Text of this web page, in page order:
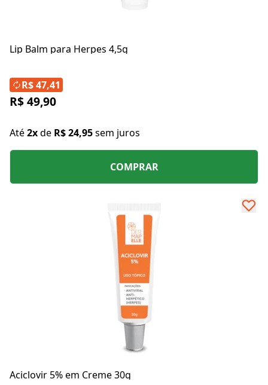
Lip Balm para Herpes 4,5g
R$ 49,90
Até2xde R$ 24,95sem juros
R$ 47,41
COMPRAR
Aciclovir 5% em Creme 30g